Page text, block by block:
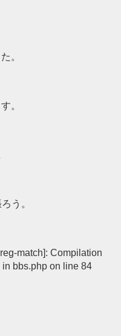
。
。
う。
match]: Compilation
bbs.php on line 84